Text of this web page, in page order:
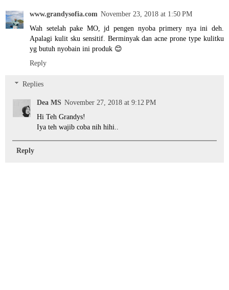
www.grandysofia.com November 23, 2018 at 1:50 PM
Wah setelah pake MO, jd pengen nyoba primery nya ini deh.
Apalagi kulit sku sensitif. Berminyak dan acne prone type kulitku
yg butuh nyobain ini produk 😊
Reply
Replies
Dea MS November 27, 2018 at 9:12 PM
Hi Teh Grandys!
Iya teh wajib coba nih hihi..
Reply